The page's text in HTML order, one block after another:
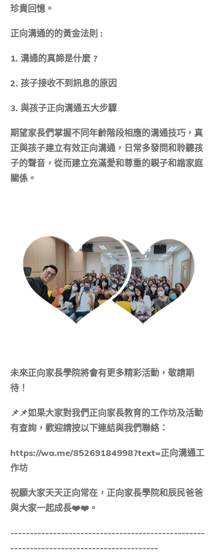
珍貴回憶。
正向溝通的的黃金法則 :
1. 溝通的真諦是什麼 ?
2. 孩子接收不到訊息的原因
3. 與孩子正向溝通五大步驟
期望家長們掌握不同年齡階段相應的溝通技巧，真
正與孩子建立有效正向溝通，日常多發問和聆聽孩
子的聲音，從而建立充滿愛和尊重的親子和諧家庭
關係。
未來正向家長學院將會有更多精彩活動，敬請期
待！
📌📌如果大家對我們正向家長教育的工作坊及活動
有查詢，歡迎請按以下連結與我們聯絡：
https://wa.me/85269184998?text=正向溝通工
作坊
祝願大家天天正向常在，正向家長學院和辰民爸爸
與大家一起成長❤️❤️ 。
--------------------------------------------------
--------------------------------------